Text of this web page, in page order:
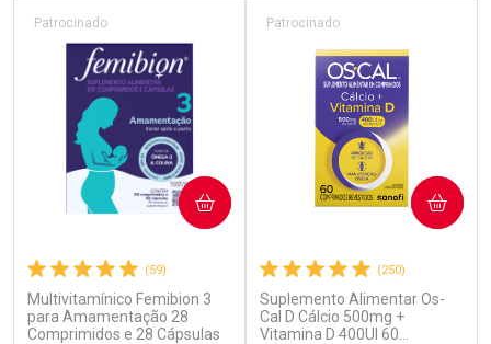
(59)
Multivitamínico Femibion 3
para Amamentação 28
Comprimidos e 28 Cápsulas
Patrocinado
COMPRAR
(250)
Suplemento Alimentar Os-
Cal D Cálcio 500mg +
Vitamina D 400UI 60
Patrocinado
COMPRAR